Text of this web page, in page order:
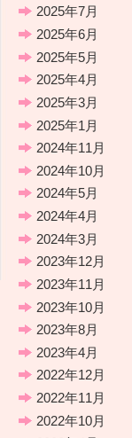
2025年7月
2025年6月
2025年5月
2025年4月
2025年3月
2025年1月
2024年11月
2024年10月
2024年5月
2024年4月
2024年3月
2023年12月
2023年11月
2023年10月
2023年8月
2023年4月
2022年12月
2022年11月
2022年10月